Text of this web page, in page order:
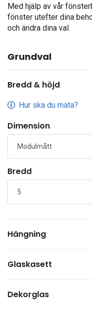
Med hjälp av vår
fönster utefter dina
och ändra dina val.
Grundval
Bredd & höjd
Hur ska du mäta?
Dimension
Bredd
Hängning
Glaskasett
Dekorglas